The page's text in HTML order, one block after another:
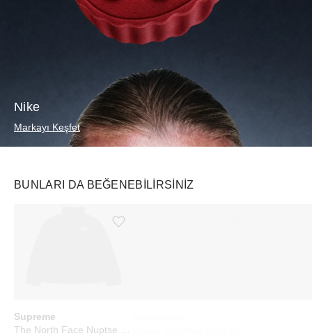
Nike
Markayı Keşfet
BUNLARI DA BEĞENEBILIRSINIZ
Supreme
Ürünü istek listesine ekle veya listeden çıkar